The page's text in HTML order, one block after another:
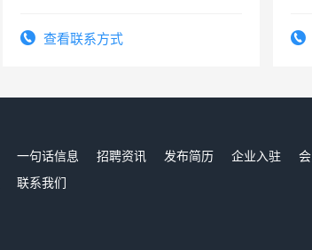
查看联系方式
一句话信息 招聘资讯 发布简历 企业入驻
联系我们